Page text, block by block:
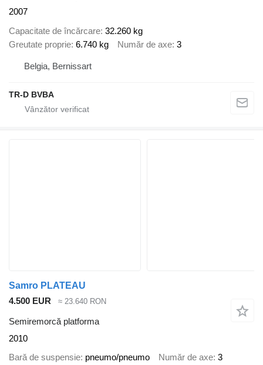
2007
Capacitate de încărcare 32.260 kg
Greutate proprie 6.740 kg Număr de axe 3
Belgia, Bernissart
TR-D BVBA
Samro PLATEAU
4.500 EUR
≈ 23.640 RON
Semiremorcă platforma
2010
Bară de suspensie pneumo/pneumo Număr de axe 3